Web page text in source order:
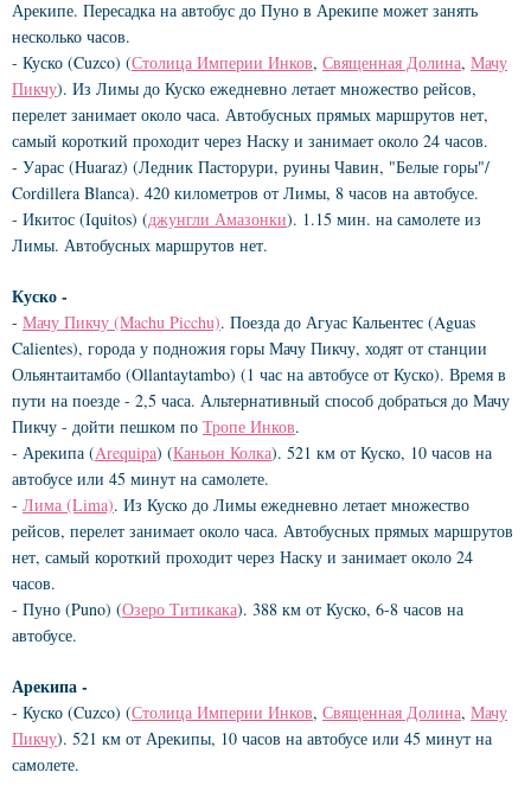
Арекипе. Пересадка на автобус до Пуно в Арекипе может занять
несколько часов.
- Куско (Cuzco) (Столица Империи Инков, Священная Долина, Мачу
Пикчу). Из Лимы до Куско ежедневно летает множество рейсов,
перелет занимает около часа. Автобусных прямых маршрутов нет,
самый короткий проходит через Наску и занимает около 24 часов.
- Уарас (Huaraz) (Ледник Пасторури, руины Чавин, "Белые горы"/
Cordillera Blanca). 420 километров от Лимы, 8 часов на автобусе.
- Икитос (Iquitos) (джунгли Амазонки). 1.15 мин. на самолете из
Лимы. Автобусных маршрутов нет.
Куско -
- Мачу Пикчу (Machu Picchu). Поезда до Агуас Кальентес (Aguas
Calientes), города у подножия горы Мачу Пикчу, ходят от станции
Ольянтаитамбо (Ollantaytambo) (1 час на автобусе от Куско). Время в
пути на поезде - 2,5 часа. Альтернативный способ добраться до Мачу
Пикчу - дойти пешком по Тропе Инков.
- Арекипа (Arequipa) (Каньон Колка). 521 км от Куско, 10 часов на
автобусе или 45 минут на самолете.
- Лима (Lima). Из Куско до Лимы ежедневно летает множество
рейсов, перелет занимает около часа. Автобусных прямых маршрутов
нет, самый короткий проходит через Наску и занимает около 24
часов.
- Пуно (Puno) (Озеро Титикака). 388 км от Куско, 6-8 часов на
автобусе.
Арекипа -
- Куско (Cuzco) (Столица Империи Инков, Священная Долина, Мачу
Пикчу). 521 км от Арекипы, 10 часов на автобусе или 45 минут на
самолете.